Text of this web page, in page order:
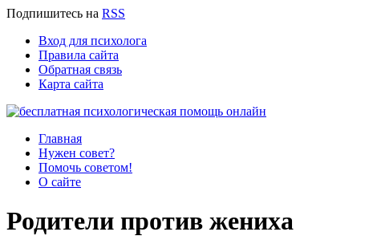
Подпишитесь на RSS
Вход для психолога
Правила сайта
Обратная связь
Карта сайта
Главная
Нужен совет?
Помочь советом!
О сайте
Родители против жениха